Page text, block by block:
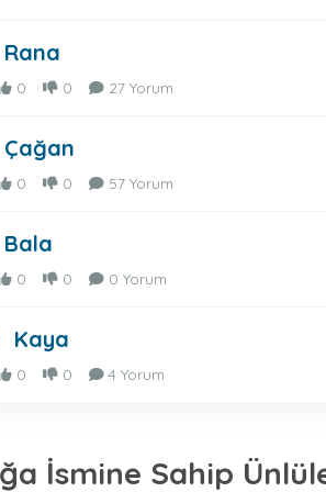
Rana
0 0 27 Yorum
Çağan
0 0 57 Yorum
Bala
0 0 0 Yorum
Kaya
0 0 4 Yorum
İsmine Sahip